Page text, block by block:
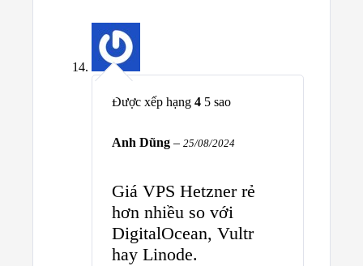
Được xếp hạng 4 5 sao
Anh Dũng – 25/08/2024
Giá VPS Hetzner rẻ
hơn nhiều so với
DigitalOcean, Vultr
hay Linode.